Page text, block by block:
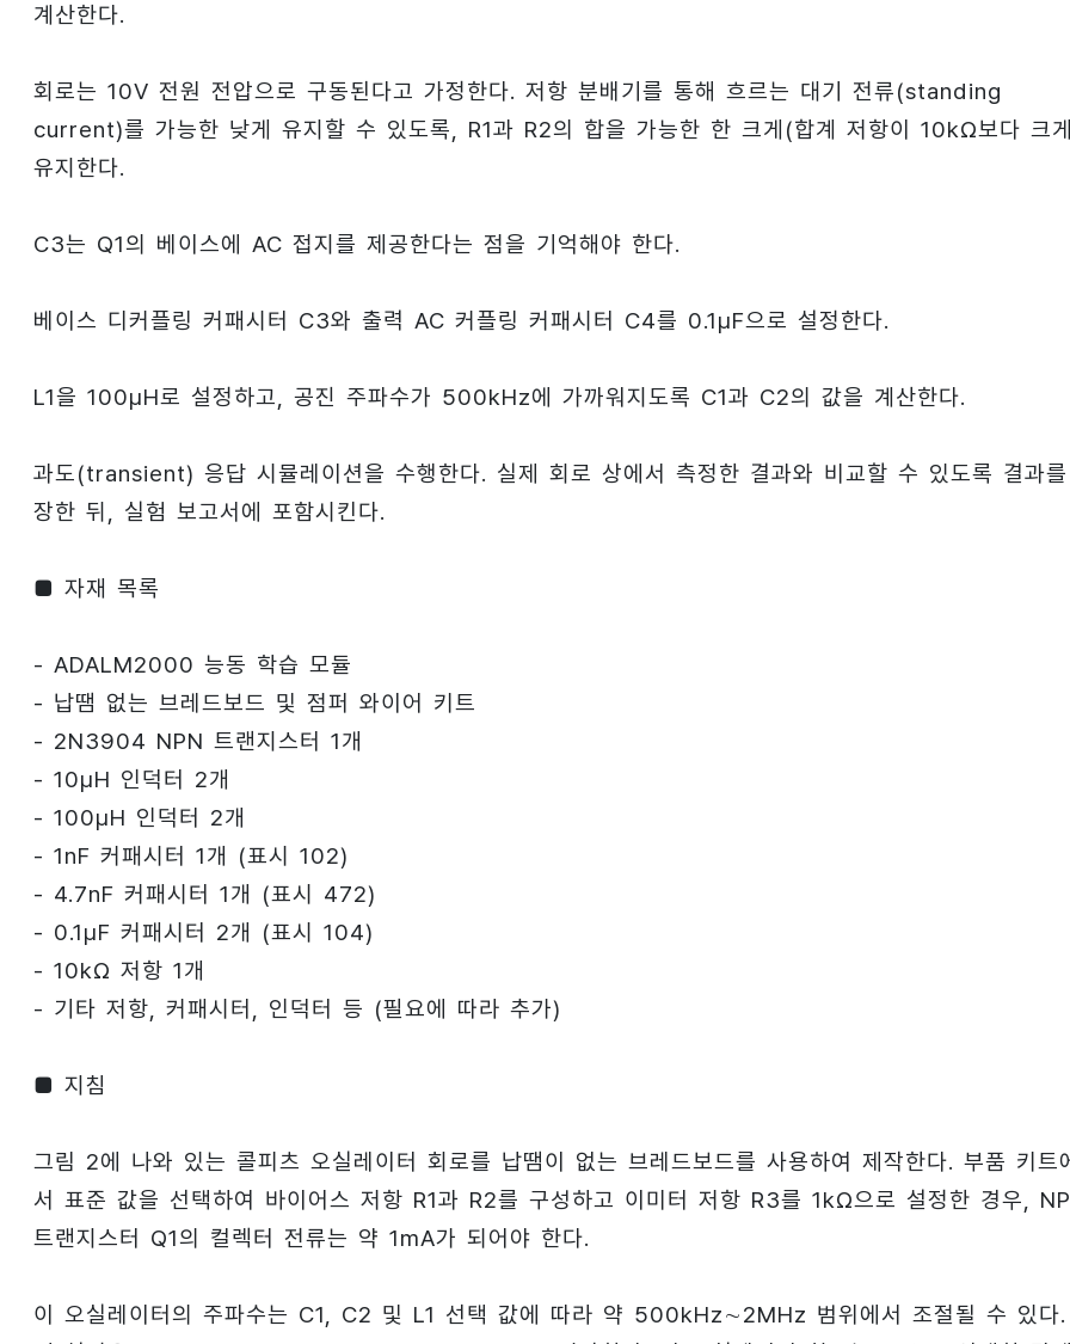
계산한다.
회로는 10V 전원 전압으로 구동된다고 가정한다. 저항 분배기를 통해 흐르는 대기 전류(standing
current)를 가능한 낮게 유지할 수 있도록, R1과 R2의 합을 가능한 한 크게(합계 저항이 10kΩ보다 크
유지한다.
C3는 Q1의 베이스에 AC 접지를 제공한다는 점을 기억해야 한다.
베이스 디커플링 커패시터 C3와 출력 AC 커플링 커패시터 C4를 0.1μF으로 설정한다.
L1을 100μH로 설정하고, 공진 주파수가 500kHz에 가까워지도록 C1과 C2의 값을 계산한다.
과도(transient) 응답 시뮬레이션을 수행한다. 실제 회로 상에서 측정한 결과와 비교할 수 있도록 결과
장한 뒤, 실험 보고서에 포함시킨다.
■ 자재 목록
- ADALM2000 능동 학습 모듈
- 납땜 없는 브레드보드 및 점퍼 와이어 키트
- 2N3904 NPN 트랜지스터 1개
- 10μH 인덕터 2개
- 100μH 인덕터 2개
- 1nF 커패시터 1개 (표시 102)
- 4.7nF 커패시터 1개 (표시 472)
- 0.1μF 커패시터 2개 (표시 104)
- 10kΩ 저항 1개
- 기타 저항, 커패시터, 인덕터 등 (필요에 따라 추가)
■ 지침
그림 2에 나와 있는 콜피츠 오실레이터 회로를 납땜이 없는 브레드보드를 사용하여 제작한다. 부품 키트
서 표준 값을 선택하여 바이어스 저항 R1과 R2를 구성하고 이미터 저항 R3를 1kΩ으로 설정한 경우,
트랜지스터 Q1의 컬렉터 전류는 약 1mA가 되어야 한다.
이 오실레이터의 주파수는 C1, C2 및 L1 선택 값에 따라 약 500kHz∼2MHz 범위에서 조절될 수 있다